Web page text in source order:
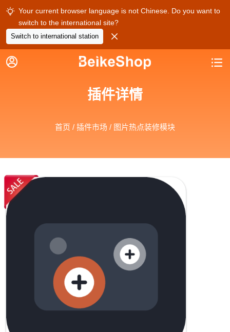
 Your current browser language is not Chinese. Do you want to
switch to the international site?
Switch to international station 
 
插件详情
首页 / 插件市场 / 图片热点装修模块